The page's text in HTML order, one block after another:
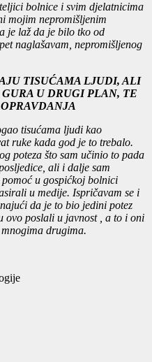
bolnice i svim djelatnicima
mojim nepromišljenim
je laž da je bilo tko od
naglašavam, nepromišljenog
TISUĆAMA LJUDI, ALI
U DRUGI PLAN, TE
tisućama ljudi kao
ruke kada god je to trebalo.
poteza što sam učinio to pada
ali i dalje sam
u gospićkoj bolnici
u medije. Ispričavam se i
da je to bio jedini potez
poslali u javnost , a to i oni
drugima.